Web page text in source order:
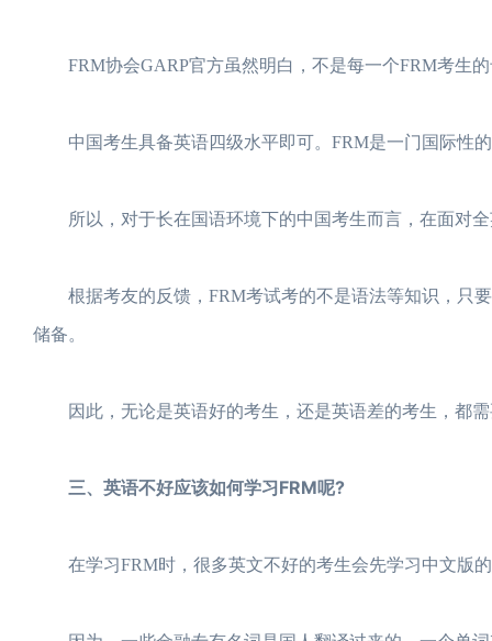
FRM协会GARP官方虽然明白，不是每一个FRM考生的
中国考生具备英语四级水平即可。FRM是一门国际性的
所以，对于长在国语环境下的中国考生而言，在面对全
根据考友的反馈，FRM考试考的不是语法等知识，只要
储备。
因此，无论是英语好的考生，还是英语差的考生，都需
三、英语不好应该如何学习FRM呢?
在学习FRM时，很多英文不好的考生会先学习中文版的